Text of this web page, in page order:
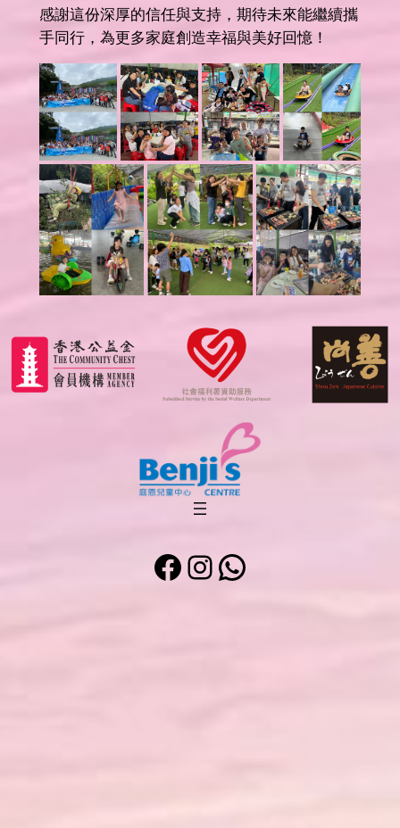
感謝這份深厚的信任與支持，期待未來能繼續攜
手同行，為更多家庭創造幸福與美好回憶！
Facebook
Instagram
WhatsApp